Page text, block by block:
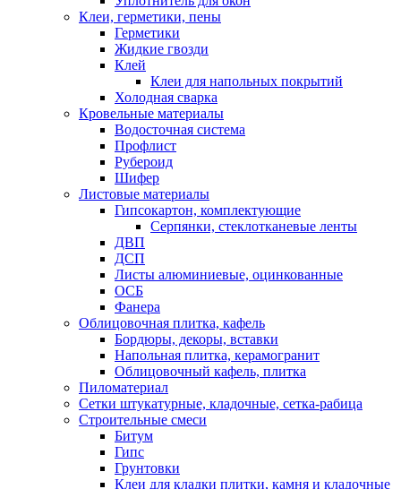
Клеи, герметики, пены
Герметики
Жидкие гвозди
Клей
Клеи для напольных покрытий
Холодная сварка
Кровельные материалы
Водосточная система
Профлист
Рубероид
Шифер
Листовые материалы
Гипсокартон, комплектующие
Серпянки, стеклотканевые ленты
ДВП
ДСП
Листы алюминиевые, оцинкованные
ОСБ
Фанера
Облицовочная плитка, кафель
Бордюры, декоры, вставки
Напольная плитка, керамогранит
Облицовочный кафель, плитка
Пиломатериал
Сетки штукатурные, кладочные, сетка-рабица
Строительные смеси
Битум
Гипс
Грунтовки
Клеи для кладки плитки, камня и кладочные